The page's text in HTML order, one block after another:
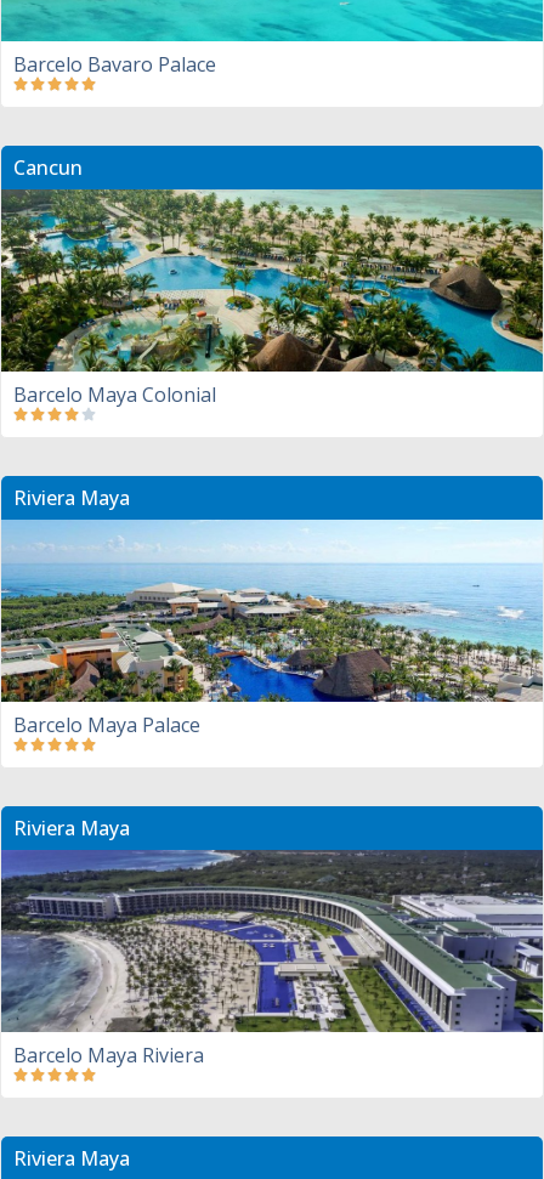
Barcelo Bavaro Palace
Cancun
Barcelo Maya Colonial
Riviera Maya
Barcelo Maya Palace
Riviera Maya
Barcelo Maya Riviera
Riviera Maya